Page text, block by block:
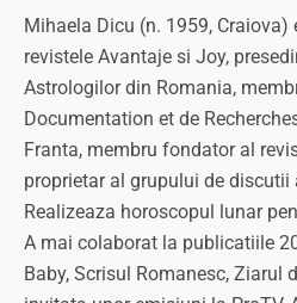
Mihaela Dicu (n. 1959, Craiova)
revistele Avantaje si Joy,
Astrologilor din Romania,
Documentation et de
Franta, membru fondator al
proprietar al grupului de discutii
Realizeaza horoscopul lunar
A mai colaborat la publicatiile
Baby, Scrisul Romanesc, Ziarul